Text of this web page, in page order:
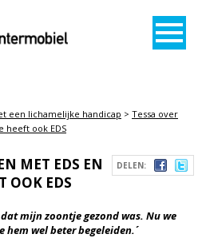
een lichamelijke handicap > Tessa over
heeft ook EDS
DELEN:
MET EDS EN
OOK EDS
mijn zoontje gezond was. Nu we
wel beter begeleiden.´